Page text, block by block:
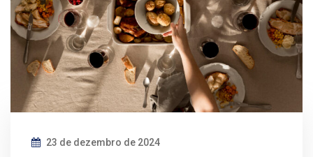
23 de dezembro de 2024